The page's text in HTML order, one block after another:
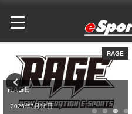
RAGE
RAGE
2026年3月18日